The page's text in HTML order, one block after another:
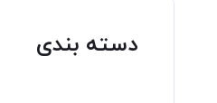
دسته بندی